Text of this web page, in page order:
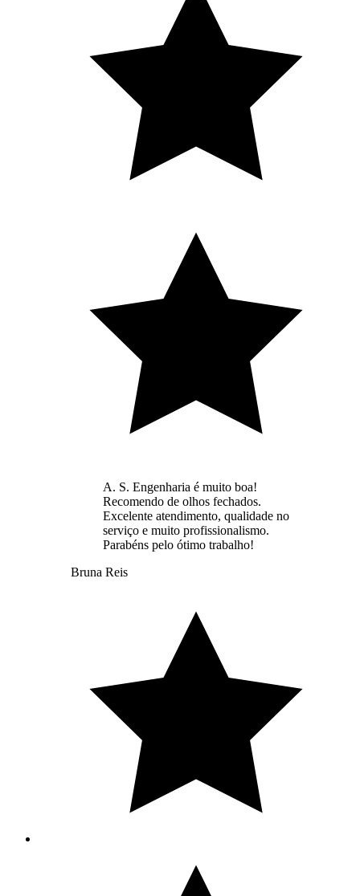
A. S. Engenharia é muito boa!
Recomendo de olhos fechados.
Excelente atendimento, qualidade no
serviço e muito profissionalismo.
Parabéns pelo ótimo trabalho!
Bruna Reis